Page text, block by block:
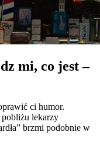
mi, co jest –
ci humor.
lekarzy
brzmi podobnie w